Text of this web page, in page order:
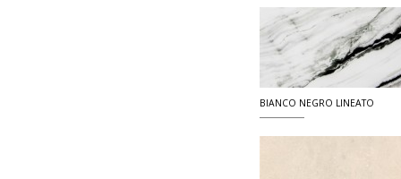
BIANCO NEGRO LINEATO